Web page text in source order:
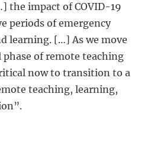
the impact of COVID-19
periods of emergency
learning. […] As we move
of remote teaching
now to transition to a
teaching, learning,